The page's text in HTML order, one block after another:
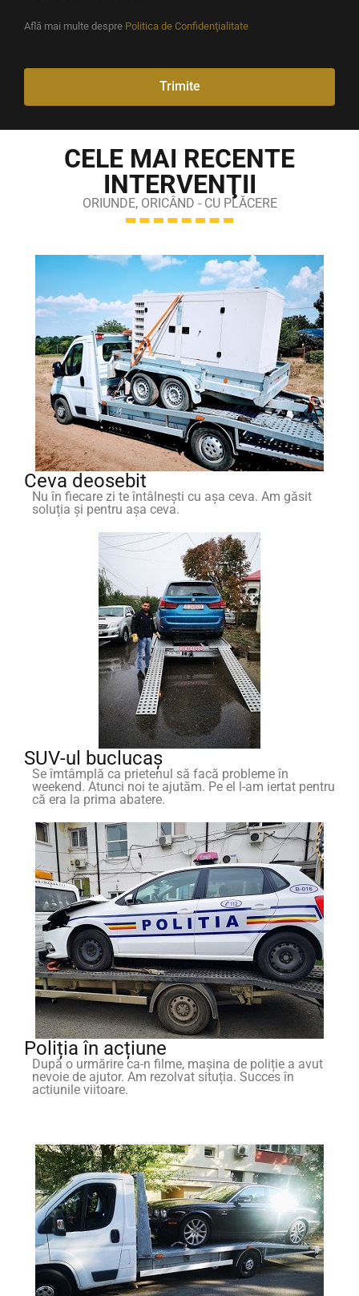
Află mai multe despre Politica de Confidenţialitate
Trimite
CELE MAI RECENTE
INTERVENŢII
ORIUNDE, ORICÂND - CU PLĂCERE
Ceva deosebit
Nu în fiecare zi te întâlnești cu așa ceva. Am găsit
soluția și pentru așa ceva.
SUV-ul buclucaș
Se îmtâmplă ca prietenul să facă probleme în
weekend. Atunci noi te ajutăm. Pe el l-am iertat pentru
că era la prima abatere.
Poliția în acțiune
După o urmărire ca-n filme, mașina de poliție a avut
nevoie de ajutor. Am rezolvat situția. Succes în
actiunile viitoare.